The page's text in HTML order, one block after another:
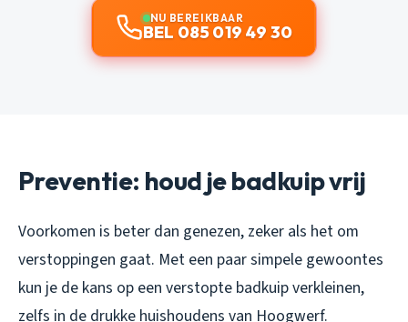
NU BEREIKBAAR
BEL 085 019 49 30
Preventie: houd je badkuip vrij
Voorkomen is beter dan genezen, zeker als het om
verstoppingen gaat. Met een paar simpele gewoontes
kun je de kans op een verstopte badkuip verkleinen,
zelfs in de drukke huishoudens van Hoogwerf.